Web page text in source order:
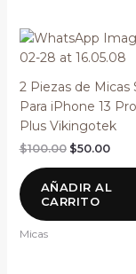
2 Piezas de Micas
Para iPhone 13
Plus Vikingotek
$100.00
El
precio
original
$100.00.
$50.00
El
AÑADIR AL
CARRITO
Micas